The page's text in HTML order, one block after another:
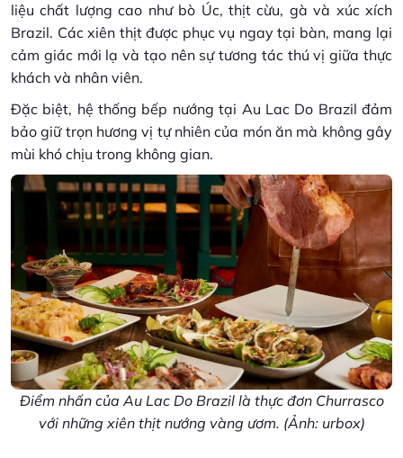
liệu chất lượng cao như bò Úc, thịt cừu, gà và xúc xích
Brazil. Các xiên thịt được phục vụ ngay tại bàn, mang lại
cảm giác mới lạ và tạo nên sự tương tác thú vị giữa thực
khách và nhân viên.
Đặc biệt, hệ thống bếp nướng tại Au Lac Do Brazil đảm
bảo giữ trọn hương vị tự nhiên của món ăn mà không gây
mùi khó chịu trong không gian.
Điểm nhấn của Au Lac Do Brazil là thực đơn Churrasco
với những xiên thịt nướng vàng ươm. (Ảnh: urbox)